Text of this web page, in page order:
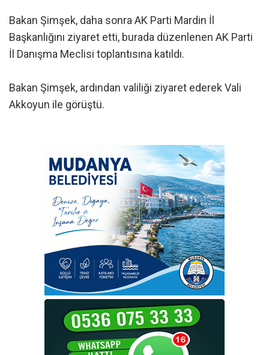
Bakan Şimşek, daha sonra AK Parti Mardin İl
Başkanlığını ziyaret etti, burada düzenlenen AK Parti
İl Danışma Meclisi toplantısına katıldı.
Bakan Şimşek, ardından valiliği ziyaret ederek Vali
Akkoyun ile görüştü.